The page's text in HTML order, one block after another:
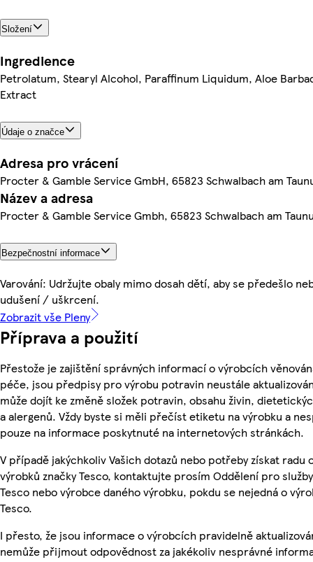
Složení
Ingredience
Petrolatum, Stearyl Alcohol, Paraffinum Liquidum, Aloe
Extract
Údaje o značce
Adresa pro vrácení
Procter & Gamble Service GmbH, 65823 Schwalbach am
Název a adresa
Procter & Gamble Service Gmbh, 65823 Schwalbach am
Bezpečnostní informace
Varování: Udržujte obaly mimo dosah dětí, aby se předešlo
udušení / uškrcení.
Zobrazit vše Pleny
Příprava a použití
Přestože je zajištění správných informací o výrobcích
péče, jsou předpisy pro výrobu potravin neustále
může dojít ke změně složek potravin, obsahu živin,
a alergenů. Vždy byste si měli přečíst etiketu na výrobku a
pouze na informace poskytnuté na internetových stránkách.
V případě jakýchkoliv Vašich dotazů nebo potřeby získat radu
výrobků značky Tesco, kontaktujte prosím Oddělení pro
Tesco nebo výrobce daného výrobku, pokdu se nejedná o
Tesco.
I přesto, že jsou informace o výrobcích pravidelně
nemůže přijmout odpovědnost za jakékoliv nesprávné